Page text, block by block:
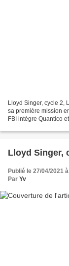
Lloyd Singer, cycle 2,
sa première mission
FBI intègre Quantico
Lloyd Singer,
Publié le 27/04/2021
Par Yv